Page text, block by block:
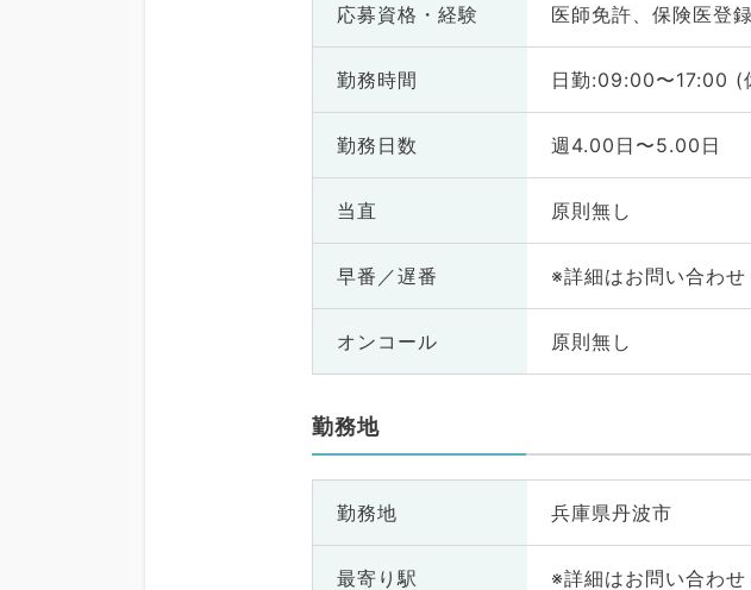
応募資格・ 経験 医師免許、保険医登
勤務時間 日勤:09:00〜17:00 (
勤務日数 週4.00日〜5.00日
当直 原則無し
早番／遅番 ※詳細はお問い合わせ
オンコール 原則無し
勤務地
勤務地 兵庫県丹波市
最寄り駅 ※詳細はお問い合わせ